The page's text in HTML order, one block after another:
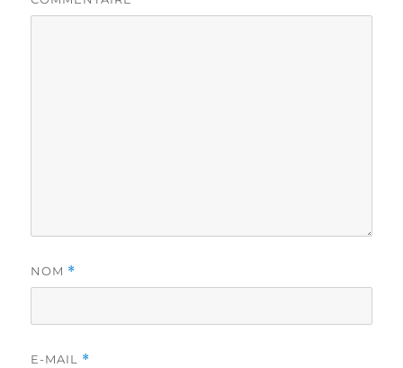
NOM *
E-MAIL *